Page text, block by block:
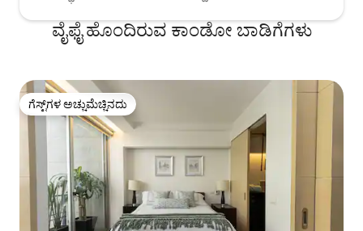
ವೈಫೈ ಹೊಂದಿರುವ ಕಾಂಡೋ ಬಾಡಿಗೆಗಳು
ಗೆಸ್ಟ್‌ಗಳ ಅಚ್ಚುಮೆಚ್ಚಿನದು
ಗೆಸ್ಟ್‌ಗಳ ಅಚ್ಚುಮೆಚ್ಚಿನದು